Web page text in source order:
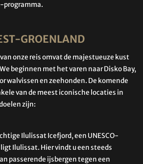
programma.
GROENLAND
onze reis omvat de majestueuze kust
beginnen met het varen naar Disko Bay,
walvissen en zeehonden. De komende
van de meest iconische locaties in
zijn:
Ilulissat Icefjord, een UNESCO-
Ilulissat. Hier vindt u een steeds
passerende ijsbergen tegen een